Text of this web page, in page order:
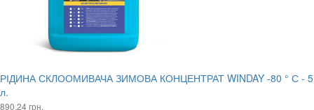
РІДИНА СКЛООМИВАЧА ЗИМОВА КОНЦЕНТРАТ WINDAY -80 ° С - 5
л.
890.24 грн.